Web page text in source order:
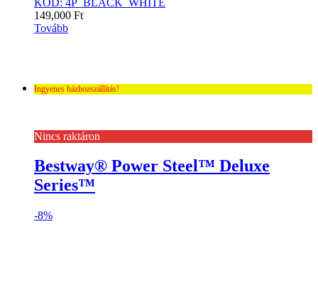
149,000 Ft
Tovább
Ingyenes házhozszállítás!
Nincs raktáron
Bestway® Power Steel™ Deluxe
Series™
-8%